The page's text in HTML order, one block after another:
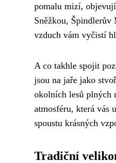
pomalu mizí,
Sněžkou,
vzduch vám vyčistí
A co takhle spojit
jsou na jaře jako
okolních lesů plných
atmosféru, která vás
spoustu krásných
Tradiční